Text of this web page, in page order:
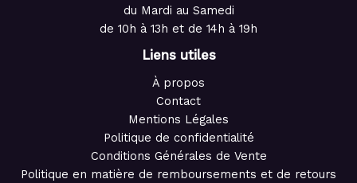
du Mardi au Samedi
de 10h à 13h et de 14h à 19h
Liens utiles
À propos
Contact
Mentions Légales
Politique de confidentialité
Conditions Générales de Vente
Politique en matière de remboursements et de retours